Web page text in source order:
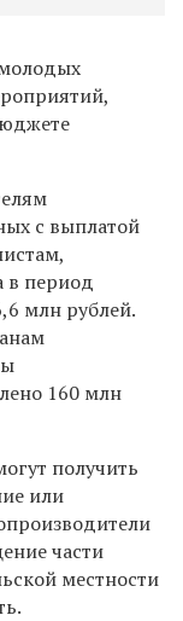
с выплатой
в период
млн рублей.
160 млн
получить
или
части
местности